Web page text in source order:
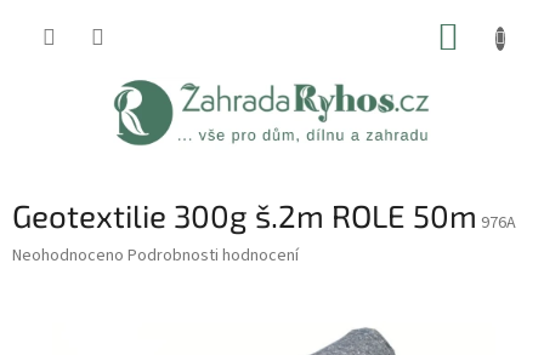
Geotextilie 300g š.2m ROLE 50m 976A
Průměrné
Neohodnoceno Podrobnosti hodnocení